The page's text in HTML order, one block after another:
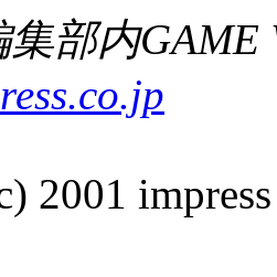
部内GAME
2001